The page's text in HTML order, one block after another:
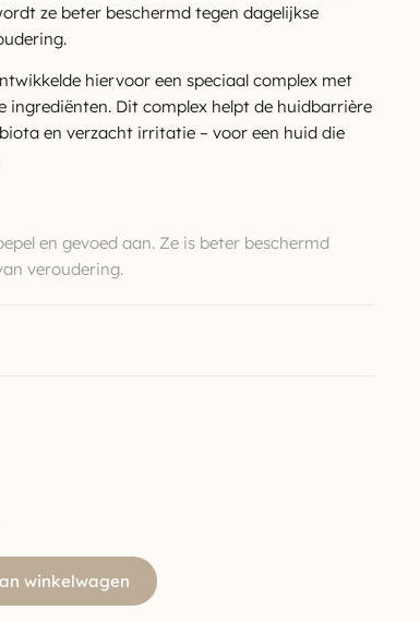
ze beter beschermd tegen dagelijkse
hiervoor een speciaal complex met
ingrediënten. Dit complex helpt de huidbarrière
en verzacht irritatie – voor een huid die
en gevoed aan. Ze is beter beschermd
veroudering.
winkelwagen